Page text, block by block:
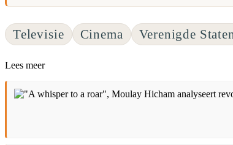
Televisie Cinema Verenigde Staten
Lees meer